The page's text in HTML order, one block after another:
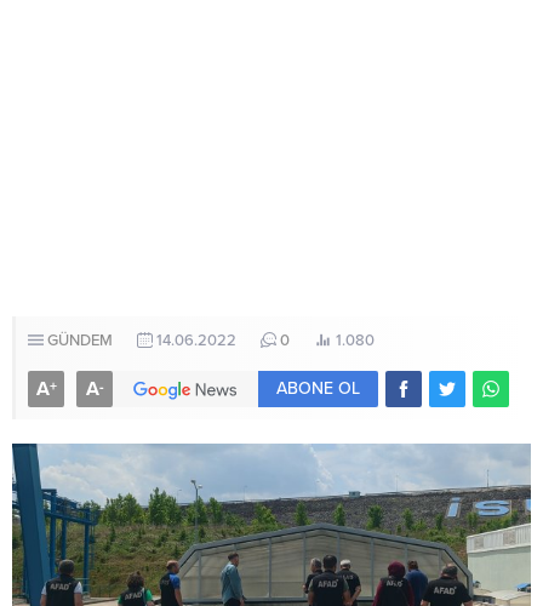
GÜNDEM 14.06.2022 0 1.080
A+ A- ABONE OL